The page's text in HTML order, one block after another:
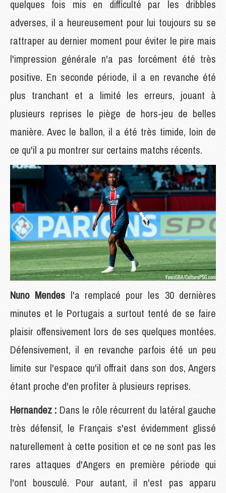
quelques fois mis en difficulté par les dribbles
adverses, il a heureusement pour lui toujours su se
rattraper au dernier moment pour éviter le pire mais
l'impression générale n'a pas forcément été très
positive. En seconde période, il a en revanche été
plus tranchant et a limité les erreurs, jouant à
plusieurs reprises le piège de hors-jeu de belles
manière. Avec le ballon, il a été très timide, loin de
ce qu'il a pu montrer sur certains matchs récents.
Nuno Mendes l'a remplacé pour les 30 dernières
minutes et le Portugais a surtout tenté de se faire
plaisir offensivement lors de ses quelques montées.
Défensivement, il en revanche parfois été un peu
limite sur l'espace qu'il offrait dans son dos, Angers
étant proche d'en profiter à plusieurs reprises.
Hernandez : Dans le rôle récurrent du latéral gauche
très défensif, le Français s'est évidemment glissé
naturellement à cette position et ce ne sont pas les
rares attaques d'Angers en première période qui
l'ont bousculé. Pour autant, il n'est pas apparu